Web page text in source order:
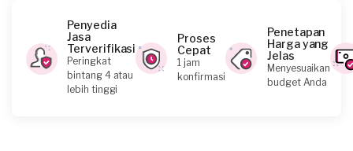
Lucku Sonang requested Sofa Cleaning
4 hari yang lalu
Bekasi Kota, Jawa Barat
Penyedia
Jasa
Terverifikasi
Peringkat
bintang 4 atau
lebih tinggi
Proses
Cepat
1 jam
konfirmasi
Penetapan
Harga yang
Jelas
Menyesuaikan
budget Anda